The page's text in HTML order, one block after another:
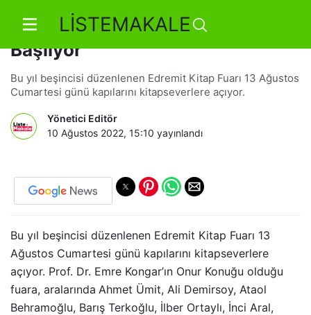
LİSTEMAKALE
5. Edremit Kitap Fuarı Cumartesi
Başlıyor
Bu yıl beşincisi düzenlenen Edremit Kitap Fuarı 13 Ağustos
Cumartesi günü kapılarını kitapseverlere açıyor.
Yönetici Editör
10 Ağustos 2022, 15:10 yayınlandı
Bu yıl beşincisi düzenlenen Edremit Kitap Fuarı 13
Ağustos Cumartesi günü kapılarını kitapseverlere
açıyor. Prof. Dr. Emre Kongar’ın Onur Konuğu olduğu
fuara, aralarında Ahmet Ümit, Ali Demirsoy, Ataol
Behramoğlu, Barış Terkoğlu, İlber Ortaylı, İnci Aral,